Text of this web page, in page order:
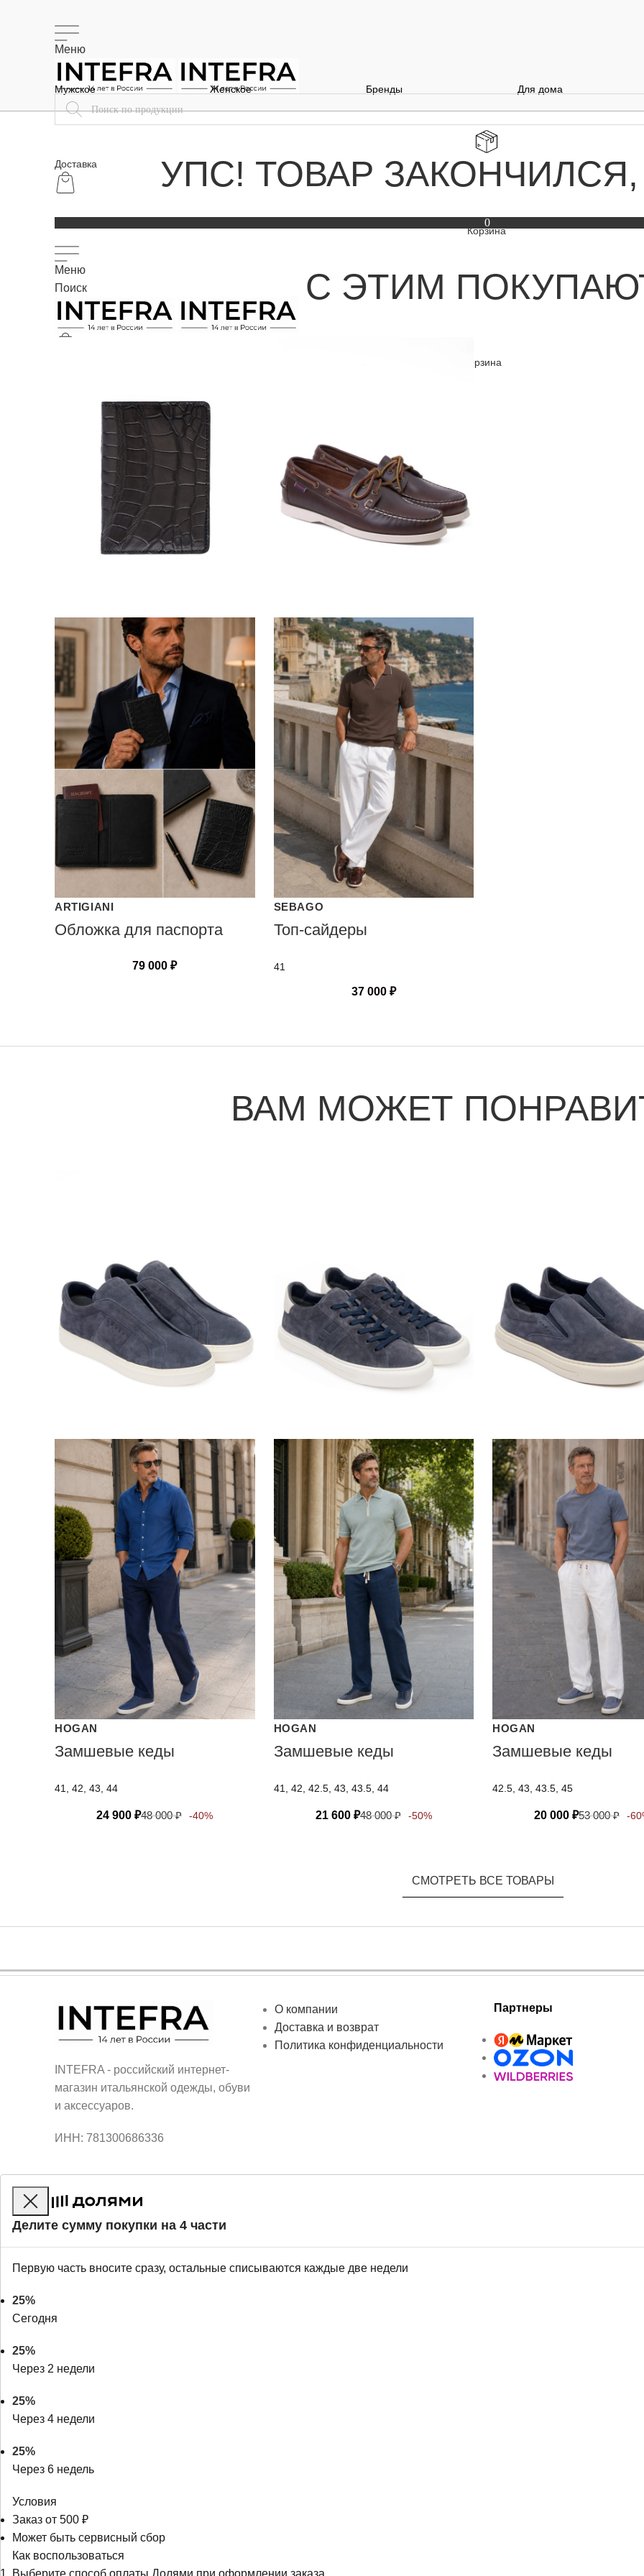
Меню
Доставка
0
Меню
Поиск
Мужское Женское Бренды Для дома
УПС! ТОВАР
С ЭТИМ
ARTIGIANI
Обложка для паспорта
79 000₽
SEBAGO
Топ-сайдеры
41
37 000 ₽
ВАМ МОЖЕТ
HOGAN
Замшевые кеды
41, 42, 43, 44
24 900₽48 000₽ -40%
HOGAN
Замшевые кеды
41, 42, 42.5, 43, 43.5, 44
21 600 ₽48 000₽ -50%
HOGAN
Замшевые кеды
42.5, 43, 43.5, 45
20 000₽53 000₽ -
СМОТРЕТЬ ВСЕ ТОВАРЫ
INTEFRA - российский интернет-
магазин итальянской одежды, обуви
и аксессуаров.
ИНН: 781300686336
О компании
Доставка и возврат
Политика конфиденциальности
Партнеры
Делите сумму покупки на 4 части
Первую часть вносите сразу, остальные списываются каждые две недели
25%
Сегодня
25%
Через 2 недели
25%
Через 4 недели
25%
Через 6 недель
Условия
Заказ от 500 ₽
Может быть сервисный сбор
Как воспользоваться